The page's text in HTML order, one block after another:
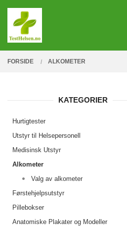
innholdet
PRODUKTER
FORSIDE ALKOMETER
KATEGORIER
Hurtigtester
Utstyr til Helsepersonell
Medisinsk Utstyr
Alkometer
Valg av alkometer
Førstehjelpsutstyr
Pillebokser
Anatomiske Plakater og Modeller